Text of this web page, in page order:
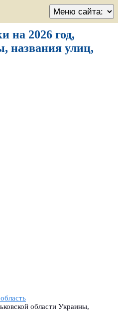
на 2026 год,
названия улиц,
области Украины,